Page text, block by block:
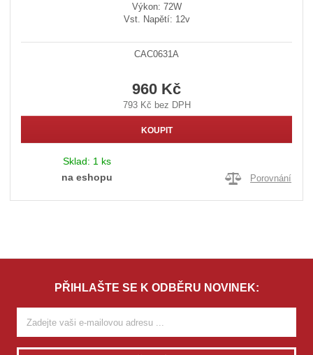
Výkon: 72W
Vst. Napětí: 12v
CAC0631A
960 Kč
793 Kč bez DPH
KOUPIT
Sklad: 1 ks
na eshopu
Porovnání
PŘIHLAŠTE SE K ODBĚRU NOVINEK: